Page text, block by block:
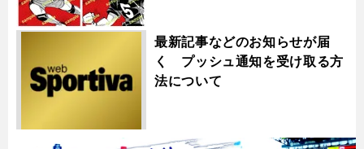
最新記事などのお知らせが届
く プッシュ通知を受け取る方
法について